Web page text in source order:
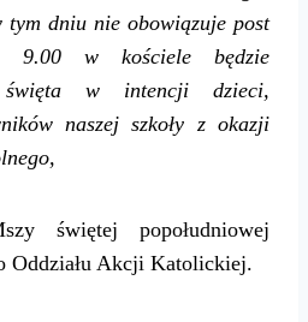
dniu nie obowiązuje post
9.00 w kościele będzie
święta w intencji dzieci,
naszej szkoły z okazji
świętej popołudniowej
Oddziału Akcji Katolickiej.